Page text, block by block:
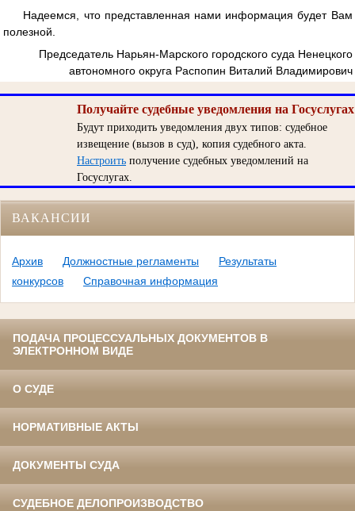
Надеемся, что представленная нами информация будет Вам
полезной.
Председатель Нарьян-Марского городского суда Ненецкого
автономного округа Распопин Виталий Владимирович
Получайте судебные уведомления на Госуслугах
Будут приходить уведомления двух типов: судебное
извещение (вызов в суд), копия судебного акта.
Настроить получение судебных уведомлений на
Госуслугах.
ВАКАНСИИ
Архив Должностные регламенты
Результаты
конкурсов
Справочная информация
ПОДАЧА ПРОЦЕССУАЛЬНЫХ ДОКУМЕНТОВ В
ЭЛЕКТРОННОМ ВИДЕ
О СУДЕ
НОРМАТИВНЫЕ АКТЫ
ДОКУМЕНТЫ СУДА
СУДЕБНОЕ ДЕЛОПРОИЗВОДСТВО